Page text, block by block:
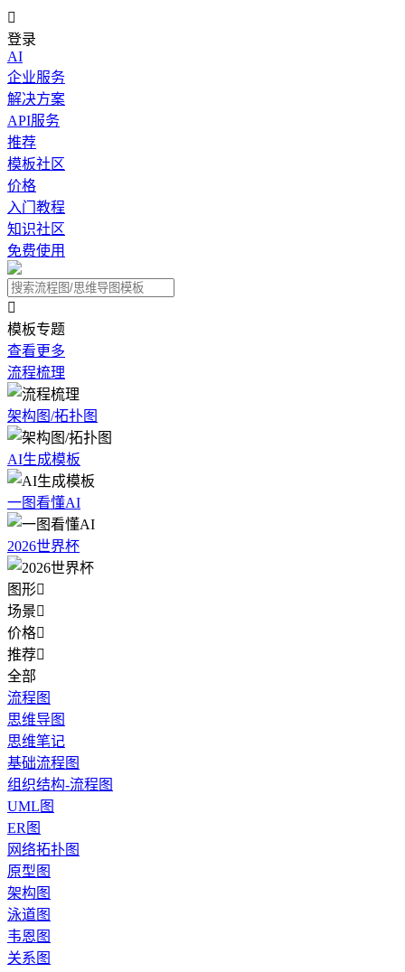

登录
AI
企业服务
解决方案
API服务
推荐
模板社区
价格
入门教程
知识社区
免费使用

模板专题
查看更多
流程梳理
架构图/拓扑图
AI生成模板
一图看懂AI
2026世界杯
图形
场景
价格
推荐
全部
流程图
思维导图
思维笔记
基础流程图
组织结构-流程图
UML图
ER图
网络拓扑图
原型图
架构图
泳道图
韦恩图
关系图